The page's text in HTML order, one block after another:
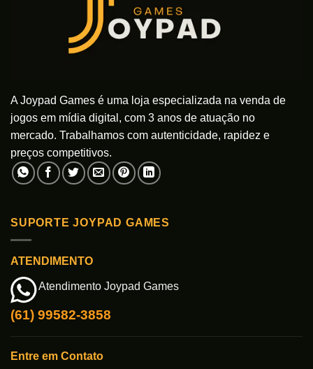
ser
escolhidas
na
A Joypad Games é uma loja especializada na venda de
jogos em mídia digital, com 3 anos de atuação no
mercado. Trabalhamos com autenticidade, rapidez e
preços competitivos.
SUPORTE JOYPAD GAMES
ATENDIMENTO
Atendimento Joypad Games
(61) 99582-3858
Entre em Contato